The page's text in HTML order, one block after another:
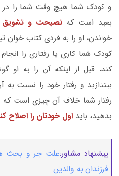
و کودک شما هیچ وقت شما را در
بعید است که نصیحت و تشویق
خواندن، او را به فردی کتاب
کودک شما کاری یا رفتاری را
کند، قبل از اینکه آن را به او
بیندازید و رفتار خود را نسبت به
رفتار شما خلاف آن چیزی است که
بدهید، باید اول خودتان را اصلاح
پیشنهاد مشاور:علت جر و بحث
فرزندان به والدین